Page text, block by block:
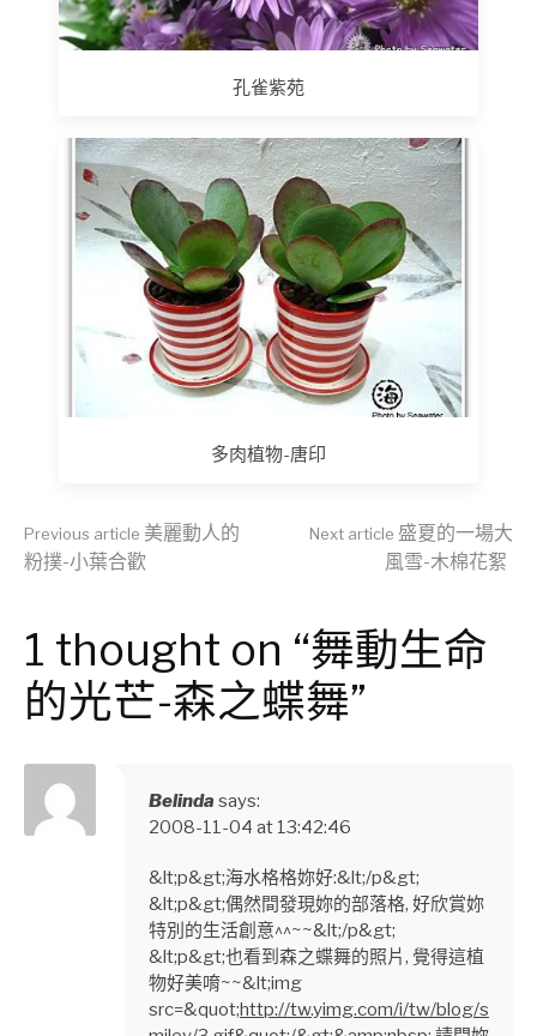
孔雀紫苑
多肉植物-唐印
Continue
Reading
Previous article 美麗動人的
粉撲-小葉合歡
Next article 盛夏的一場大
風雪-木棉花絮
1 thought on “舞動生命
的光芒-森之蝶舞”
Belinda says:
2008-11-04 at 13:42:46
&lt;p&gt;海水格格妳好:&lt;/p&gt;
&lt;p&gt;偶然間發現妳的部落格, 好欣賞妳
特別的生活創意^^~~&lt;/p&gt;
&lt;p&gt;也看到森之蝶舞的照片, 覺得這植
物好美唷~~&lt;img
src=&quot;http://tw.yimg.com/i/tw/blog/s